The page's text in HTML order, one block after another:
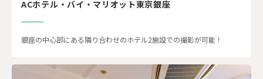
ACホテル・バイ・マリオット東京銀座
銀座の中心部にある隣り合わせのホテル2施設での撮影が可能！